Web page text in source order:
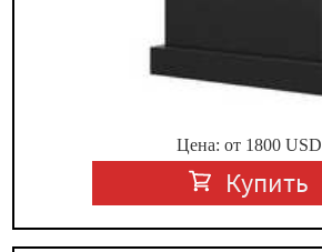
Цена: от 1800USD
Купить